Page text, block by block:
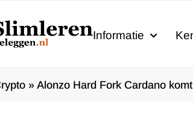
Informatie
» Alonzo Hard Fork Cardano